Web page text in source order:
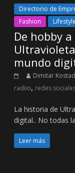
Directorio de
Fashion
Lifestyle
De hobby
mundo
Dimitar
radiio, redes
La historia de
digital.. No todas
Leer más